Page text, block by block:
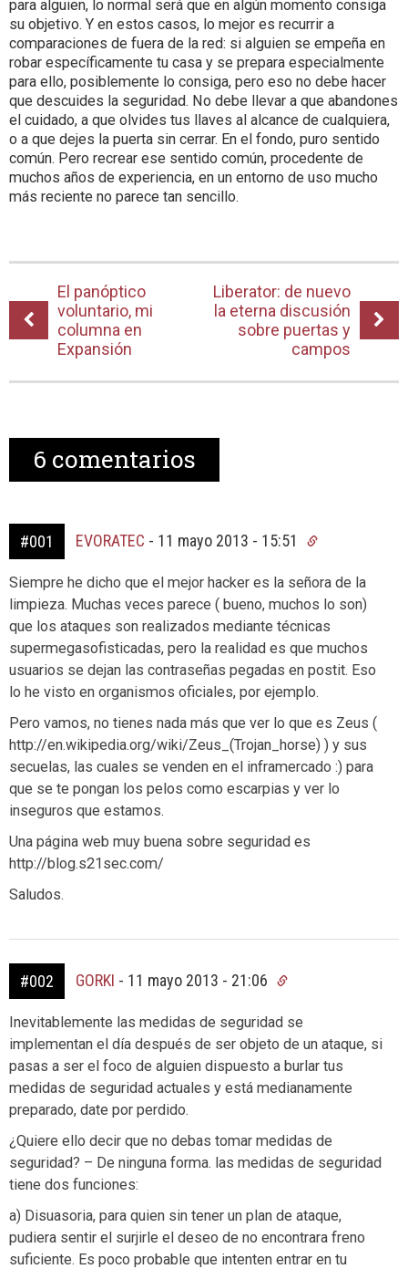
para alguien, lo normal será que en algún momento consiga
su objetivo. Y en estos casos, lo mejor es recurrir a
comparaciones de fuera de la red: si alguien se empeña en
robar específicamente tu casa y se prepara especialmente
para ello, posiblemente lo consiga, pero eso no debe hacer
que descuides la seguridad. No debe llevar a que abandones
el cuidado, a que olvides tus llaves al alcance de cualquiera,
o a que dejes la puerta sin cerrar. En el fondo, puro sentido
común. Pero recrear ese sentido común, procedente de
muchos años de experiencia, en un entorno de uso mucho
más reciente no parece tan sencillo.
El panóptico
voluntario, mi
columna en
Expansión
Liberator: de nuevo
la eterna discusión
sobre puertas y
campos
6 comentarios
#001 EVORATEC - 11 mayo 2013 - 15:51
Siempre he dicho que el mejor hacker es la señora de la
limpieza. Muchas veces parece ( bueno, muchos lo son)
que los ataques son realizados mediante técnicas
supermegasofisticadas, pero la realidad es que muchos
usuarios se dejan las contraseñas pegadas en postit. Eso
lo he visto en organismos oficiales, por ejemplo.
Pero vamos, no tienes nada más que ver lo que es Zeus (
http://en.wikipedia.org/wiki/Zeus_(Trojan_horse) ) y sus
secuelas, las cuales se venden en el inframercado :) para
que se te pongan los pelos como escarpias y ver lo
inseguros que estamos.
Una página web muy buena sobre seguridad es
http://blog.s21sec.com/
Saludos.
#002 GORKI - 11 mayo 2013 - 21:06
Inevitablemente las medidas de seguridad se
implementan el día después de ser objeto de un ataque, si
pasas a ser el foco de alguien dispuesto a burlar tus
medidas de seguridad actuales y está medianamente
preparado, date por perdido.
¿Quiere ello decir que no debas tomar medidas de
seguridad? – De ninguna forma. las medidas de seguridad
tiene dos funciones:
a) Disuasoria, para quien sin tener un plan de ataque,
pudiera sentir el surjirle el deseo de no encontrara freno
suficiente. Es poco probable que intenten entrar en tu